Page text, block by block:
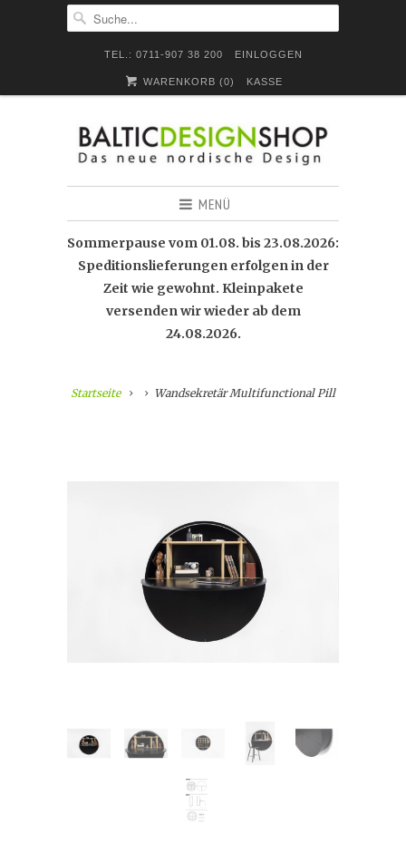
TEL.: 0711-907 38 200 EINLOGGEN
WARENKORB (0) KASSE
MENÜ
Sommerpause vom 01.08. bis 23.08.2026:
Speditionslieferungen erfolgen in der
Zeit wie gewohnt. Kleinpakete
versenden wir wieder ab dem
24.08.2026.
Startseite Wandsekretär Multifunctional Pill